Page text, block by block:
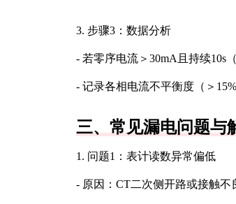
3. 步骤3：数据分析
- 若零序电流＞30mA且持续10s
- 记录各相电流不平衡度（＞
三、常见漏电问题与
1. 问题1：表计读数异常偏低
- 原因：CT二次侧开路或接触不